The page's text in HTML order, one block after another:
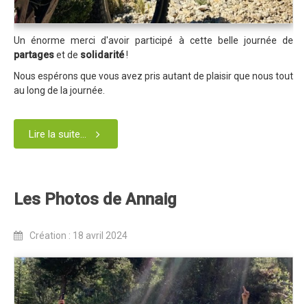
Partenaires
Règlement
Retour sur l'Enduro 2016
Edition 2016
Bilan de l'Enduro 2016
Résultats
Liste des inscrits
Règlement
Edition 2015
Un énorme merci d'avoir participé à cette belle journée de
partageset de solidarité!
Nous espérons que vous avez pris autant de plaisir que nous tout
au long de la journée.
Lire la suite...
Les Photos de Annaig
Création : 18 avril 2024